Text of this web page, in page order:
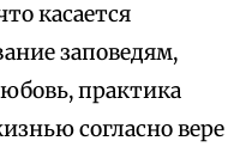
касается
заповедям,
практика
согласно вере